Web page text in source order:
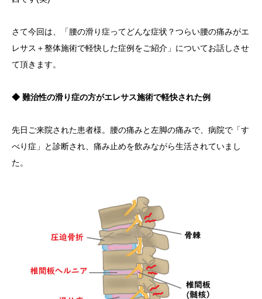
さて今回は、「腰の滑り症ってどんな症状？つらい腰の痛みがエ
レサス＋整体施術で軽快した症例をご紹介」についてお話しさせ
て頂きます。
◆ 難治性の滑り症の方がエレサス施術で軽快された例
先日ご来院された患者様。腰の痛みと左脚の痛みで、病院で「す
べり症」と診断され、痛み止めを飲みながら生活されていまし
た。